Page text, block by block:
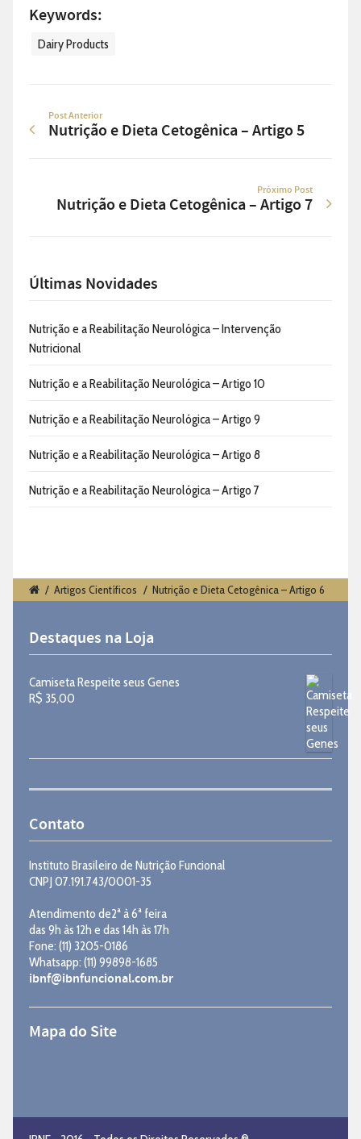
Keywords:
Dairy Products
Post Anterior
Nutrição e Dieta Cetogênica – Artigo 5
Próximo Post
Nutrição e Dieta Cetogênica – Artigo 7
Últimas Novidades
Nutrição e a Reabilitação Neurológica – Intervenção
Nutricional
Nutrição e a Reabilitação Neurológica – Artigo 10
Nutrição e a Reabilitação Neurológica – Artigo 9
Nutrição e a Reabilitação Neurológica – Artigo 8
Nutrição e a Reabilitação Neurológica – Artigo 7
/ Artigos Científicos / Nutrição e Dieta Cetogênica – Artigo 6
Destaques na Loja
Camiseta Respeite seus Genes
R$ 35,00
Contato
Instituto Brasileiro de Nutrição Funcional
CNPJ 07.191.743/0001-35
Atendimento de2ª à 6ª feira
das 9h às 12h e das 14h às 17h
Fone: (11) 3205-0186
Whatsapp: (11) 99898-1685
ibnf@ibnfuncional.com.br
Mapa do Site